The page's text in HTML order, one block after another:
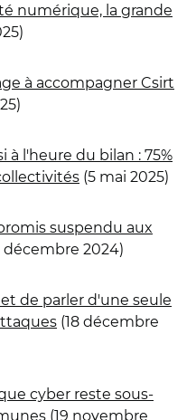
numérique, la grande
à accompagner Csirt
à l'heure du bilan : 75%
(5 mai 2025)
suspendu aux
décembre 2024)
de parler d'une seule
(18 décembre
cyber reste sous-
(19 novembre